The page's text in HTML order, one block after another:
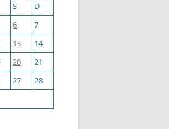
S
D
6
7
13
14
20
21
27
28